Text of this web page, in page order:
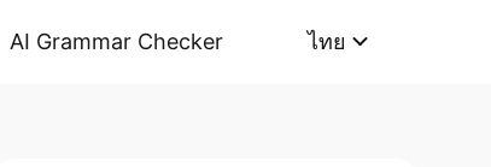
AI Grammar Checker ไทย